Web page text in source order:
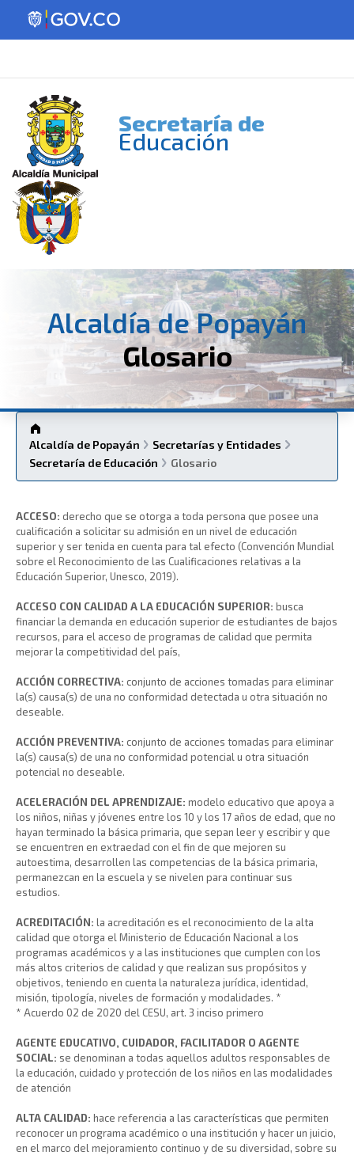
Secretaría de
Educación
Alcaldía de Popayán
Glosario
Alcaldía de Popayán
Secretarías y Entidades
Secretaría de Educación
Glosario
​ACCESO: derecho que se otorga a toda persona que posee una
cualificación a solicitar su admisión en un nivel de educación
superior y ser tenida en cuenta para tal efecto (Convención Mundial
sobre el Reconocimiento de las Cualificaciones relativas a la
Educación Superior, Unesco, 2019).
ACCESO CON CALIDAD A LA EDUCACIÓN SUPERIOR: busca
financiar la demanda en educación superior de estudiantes de bajos
recursos, para el acceso de programas de calidad que permita
mejorar la competitividad del país,
ACCIÓN CORRECTIVA: conjunto de acciones tomadas para eliminar
la(s) causa(s) de una no conformidad detectada u otra situación no
deseable.
ACCIÓN PREVENTIVA: conjunto de acciones tomadas para eliminar
la(s) causa(s) de una no conformidad potencial u otra situación
potencial no deseable.
ACELERACIÓN DEL APRENDIZAJE: modelo educativo que apoya a
los niños, niñas y jóvenes entre los 10 y los 17 años de edad, que no
hayan terminado la básica primaria, que sepan leer y escribir y que
se encuentren en extraedad con el fin de que mejoren su
autoestima, desarrollen las competencias de la básica primaria,
permanezcan en la escuela y se nivelen para continuar sus
estudios.
ACREDITACIÓN: la acreditación es el reconocimiento de la alta
calidad que otorga el Ministerio de Educación Nacional a los
programas académicos y a las instituciones que cumplen con los
más altos criterios de calidad y que realizan sus propósitos y
objetivos, teniendo en cuenta la naturaleza jurídica, identidad,
misión, tipología, niveles de formación y modalidades. *
* Acuerdo 02 de 2020 del CESU, art. 3 inciso primero
AGENTE EDUCATIVO, CUIDADOR, FACILITADOR O AGENTE
SOCIAL: se denominan a todas aquellos adultos responsables de
la educación, cuidado y protección de los niños en las modalidades
de atención
ALTA CALIDAD: hace referencia a las características que permiten
reconocer un programa académico o una institución y hacer un juicio,
en el marco del mejoramiento continuo y de su diversidad, sobre su